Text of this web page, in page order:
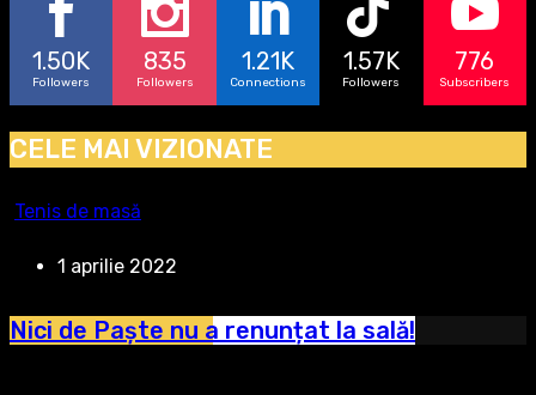
1.50K
Followers
835
Followers
1.21K
Connections
1.57K
Followers
776
Subscribers
CELE MAI VIZIONATE
Tenis de masă
1 aprilie 2022
Nici de Paște nu a renunțat la sală!